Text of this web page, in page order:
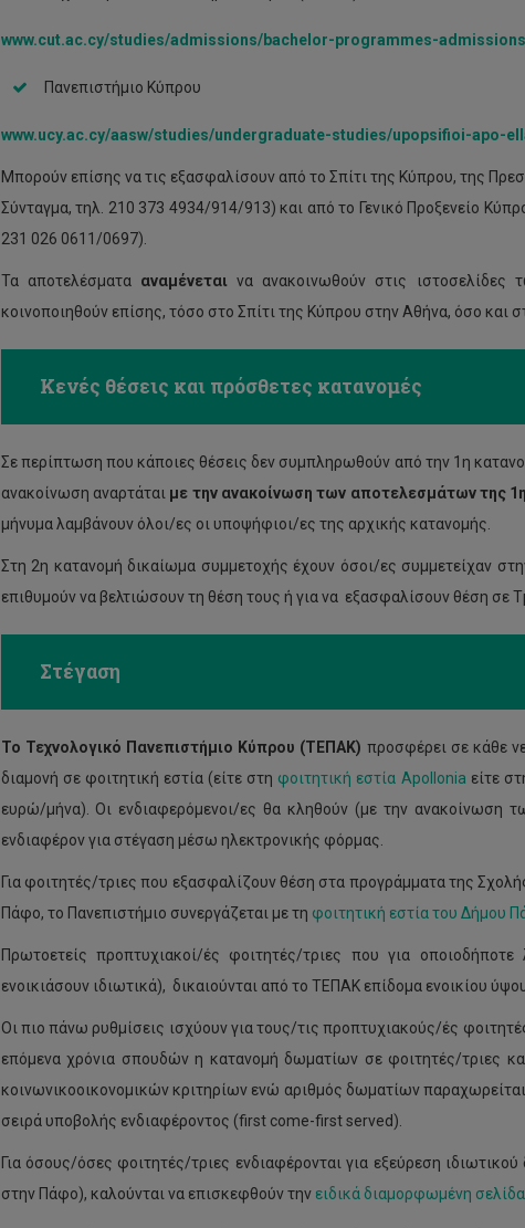
www.cut.ac.cy/studies/admissions/bachelor-programmes-
Πανεπιστήμιο Κύπρου
www.ucy.ac.cy/aasw/studies/undergraduate-studies/upopsifioi-apo-
Μπορούν επίσης να τις εξασφαλίσουν από το Σπίτι της Κύπρου, της
Σύνταγμα, τηλ. 210 373 4934/914/913) και από το Γενικό Προξενείο
231 026 0611/0697).
Τα αποτελέσματα αναμένεται να ανακοινωθούν στις ιστοσελίδες
κοινοποιηθούν επίσης, τόσο στο Σπίτι της Κύπρου στην Αθήνα, όσο και
Κενές θέσεις και πρόσθετες κατανομές
Σε περίπτωση που κάποιες θέσεις δεν συμπληρωθούν από την 1η
ανακοίνωση αναρτάται με την ανακοίνωση των αποτελεσμάτων της
μήνυμα λαμβάνουν όλοι/ες οι υποψήφιοι/ες της αρχικής κατανομής.
Στη 2η κατανομή δικαίωμα συμμετοχής έχουν όσοι/ες συμμετείχαν
επιθυμούν να βελτιώσουν τη θέση τους ή για να εξασφαλίσουν θέση σε
Στέγαση
Το Τεχνολογικό Πανεπιστήμιο Κύπρου (ΤΕΠΑΚ) προσφέρει σε κάθε
διαμονή σε φοιτητική εστία (είτε στη φοιτητική εστία Apollonia είτε
ευρώ/μήνα). Οι ενδιαφερόμενοι/ες θα κληθούν (με την ανακοίνωση
ενδιαφέρον για στέγαση μέσω ηλεκτρονικής φόρμας.
Για φοιτητές/τριες που εξασφαλίζουν θέση στα προγράμματα της
Πάφο, το Πανεπιστήμιο συνεργάζεται με τη φοιτητική εστία του Δήμου
Πρωτοετείς προπτυχιακοί/ές φοιτητές/τριες που για
ενοικιάσουν ιδιωτικά), δικαιούνται από το ΤΕΠΑΚ επίδομα ενοικίου
Οι πιο πάνω ρυθμίσεις ισχύουν για τους/τις προπτυχιακούς/ές
επόμενα χρόνια σπουδών η κατανομή δωματίων σε φοιτητές/τριες
κοινωνικοοικονομικών κριτηρίων ενώ αριθμός δωματίων
σειρά υποβολής ενδιαφέροντος (first come-first served).
Για όσους/όσες φοιτητές/τριες ενδιαφέρονται για εξεύρεση
στην Πάφο), καλούνται να επισκεφθούν την ειδικά διαμορφωμένη